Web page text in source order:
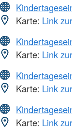
Karte: Link
Karte: Link
Karte: Link
Karte: Link